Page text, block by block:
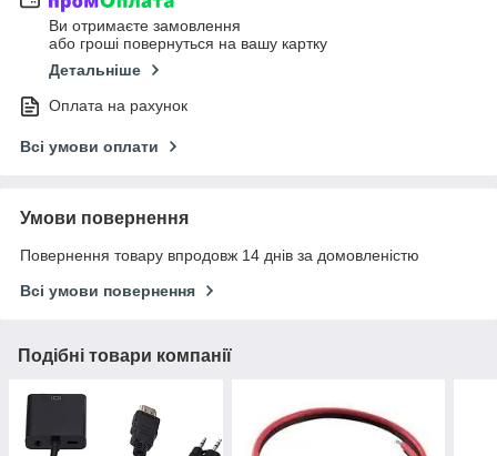
Ви отримаєте замовлення
або гроші повернуться на вашу картку
Детальніше
Оплата на рахунок
Всі умови оплати
Умови повернення
Повернення товару впродовж 14 днів за домовленістю
Всі умови повернення
Подібні товари компанії